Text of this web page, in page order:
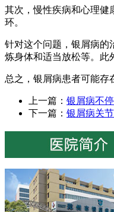
其次，慢性疾病和心理健
环。
针对这个问题，银屑病的
炼身体和适当放松等。此
总之，银屑病患者可能存
上一篇： 银屑病不
下一篇： 银屑病关